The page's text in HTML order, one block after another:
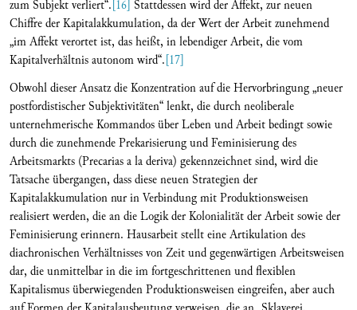
zum Subjekt verliert“.[16] Stattdessen wird der Affekt, zur neuen
Chiffre der Kapitalakkumulation, da der Wert der Arbeit zunehmend
„im Affekt verortet ist, das heißt, in lebendiger Arbeit, die vom
Kapitalverhältnis autonom wird“.[17]
Obwohl dieser Ansatz die Konzentration auf die Hervorbringung „neuer
postfordistischer Subjektivitäten“ lenkt, die durch neoliberale
unternehmerische Kommandos über Leben und Arbeit bedingt sowie
durch die zunehmende Prekarisierung und Feminisierung des
Arbeitsmarkts (Precarias a la deriva) gekennzeichnet sind, wird die
Tatsache übergangen, dass diese neuen Strategien der
Kapitalakkumulation nur in Verbindung mit Produktionsweisen
realisiert werden, die an die Logik der Kolonialität der Arbeit sowie der
Feminisierung erinnern. Hausarbeit stellt eine Artikulation des
diachronischen Verhältnisses von Zeit und gegenwärtigen Arbeitsweisen
dar, die unmittelbar in die im fortgeschrittenen und flexiblen
Kapitalismus überwiegenden Produktionsweisen eingreifen, aber auch